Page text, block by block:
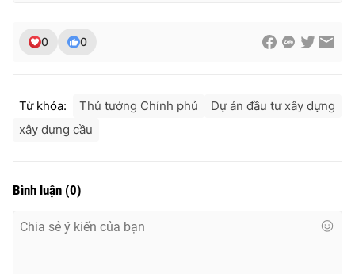
0 0
Từ khóa: Thủ tướng Chính phủ
Dự án đầu tư xây dựng
xây dựng cầu
Bình luận (0)